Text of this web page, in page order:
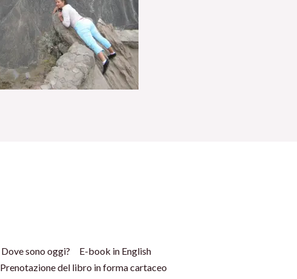
Dove sono oggi?
E-book in English
Prenotazione del libro in forma cartaceo